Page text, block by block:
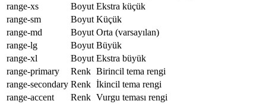
range-xs
Boyut Ekstra küçük
range-sm
Boyut Küçük
range-md
Boyut Orta (varsayılan)
range-lg
Boyut Büyük
range-xl
Boyut Ekstra büyük
range-primary
Renk Birincil tema rengi
range-secondary Renk İkincil tema rengi
range-accent
Renk Vurgu teması rengi